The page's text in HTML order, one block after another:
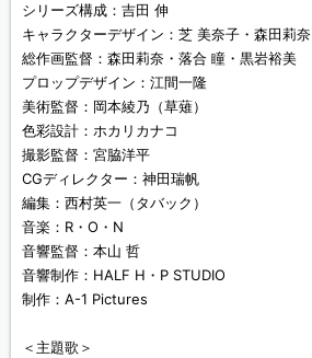
シリーズ構成：吉田 伸
キャラクターデザイン：芝 美奈子・森田莉奈
総作画監督：森田莉奈・落合 瞳・黒岩裕美
プロップデザイン：江間一隆
美術監督：岡本綾乃（草薙）
色彩設計：ホカリカナコ
撮影監督：宮脇洋平
CGディレクター：神田瑞帆
編集：西村英一（タバック）
音楽：R・O・N
音響監督：本山 哲
音響制作：HALF H・P STUDIO
制作：A-1 Pictures
＜主題歌＞